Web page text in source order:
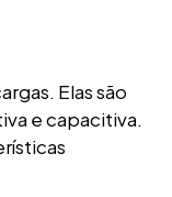
Elas são
e capacitiva.